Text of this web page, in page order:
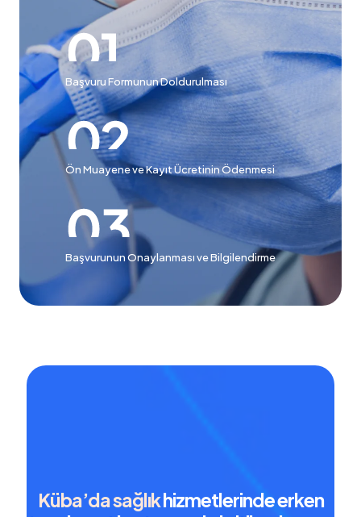
Başvuru Formunun Doldurulması
Ön Muayene ve Kayıt Ücretinin Ödenmesi
Başvurunun Onaylanması ve Bilgilendirme
Küba’da sağlıkhizmetlerinde erken